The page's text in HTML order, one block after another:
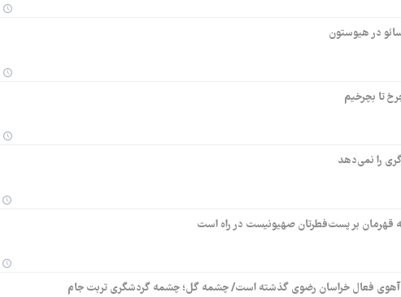
در هیوستون
تا بچرخیم
را نمی‌دهد
قهرمان بر پست‌فطرتان صهیونیست در راه است
آهوی فعال خراسان رضوی گذشته است/ چشمه گل؛ چشمه گردشگری تربت جام